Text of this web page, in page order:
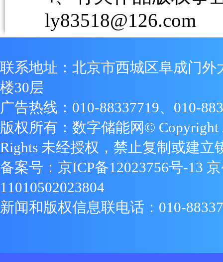
ly83518@126.com
联系地址：北京市西城区阜成门外
楼30层
广告热线：010-88337719、010-
版权所有：数字储能网© Copyright
Rights 未经授权，禁止复制或建立
备案号： 京ICP备12023756号-13
11010502023804
新闻和版权信息联电话：010-